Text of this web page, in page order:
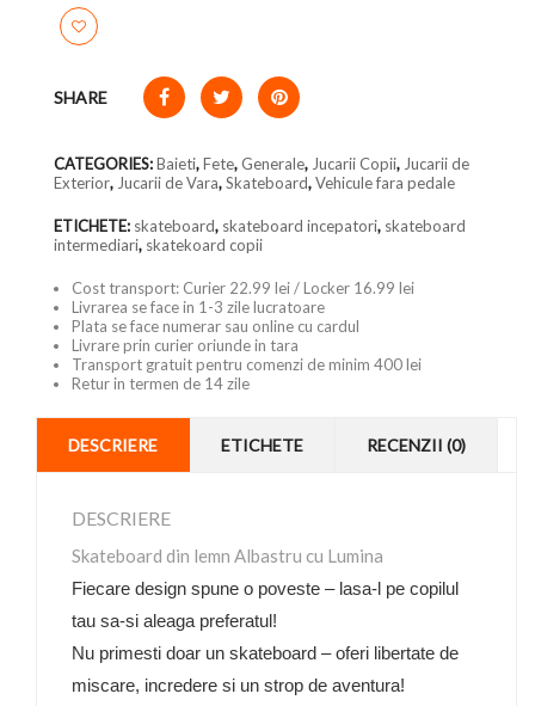
SHARE
CATEGORIES:Baieti,Fete, Generale, Jucarii Copii, Jucarii de
Exterior, Jucarii de Vara,Skateboard,Vehicule fara pedale
ETICHETE: skateboard, skateboard incepatori, skateboard
intermediari, skatekoard copii
Cost transport: Curier 22.99 lei / Locker 16.99 lei
Livrarea se face in 1-3 zile lucratoare
Plata se face numerar sau online cu cardul
Livrare prin curier oriunde in tara
Transport gratuit pentru comenzi de minim 400 lei
Retur in termen de 14 zile
DESCRIERE ETICHETE RECENZII (0)
DESCRIERE
Skateboard din lemn Albastru cu Lumina
Fiecare design spune o poveste – lasa-l pe copilul
tau sa-si aleaga preferatul!
Nu primesti doar un skateboard – oferi libertate de
miscare, incredere si un strop de aventura!